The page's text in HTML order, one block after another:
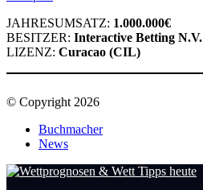
JAHRESUMSATZ: 1.000.000€
BESITZER: Interactive Betting N.V.
LIZENZ: Curacao (CIL)
© Copyright 2026
Buchmacher
News